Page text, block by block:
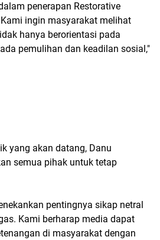
penerapan Restorative
ingin masyarakat melihat
hanya berorientasi pada
pemulihan dan keadilan sosial,"
yang akan datang, Danu
semua pihak untuk tetap
pentingnya sikap netral
Kami berharap media dapat
di masyarakat dengan